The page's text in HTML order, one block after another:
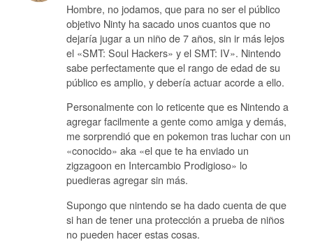
Hombre, no jodamos, que para no ser el público
objetivo Ninty ha sacado unos cuantos que no
dejaría jugar a un niño de 7 años, sin ir más lejos
el «SMT: Soul Hackers» y el SMT: IV». Nintendo
sabe perfectamente que el rango de edad de su
público es amplio, y debería actuar acorde a ello.
Personalmente con lo reticente que es Nintendo a
agregar facilmente a gente como amiga y demás,
me sorprendió que en pokemon tras luchar con un
«conocido» aka «el que te ha enviado un
zigzagoon en Intercambio Prodigioso» lo
puedieras agregar sin más.
Supongo que nintendo se ha dado cuenta de que
si han de tener una protección a prueba de niños
no pueden hacer estas cosas.